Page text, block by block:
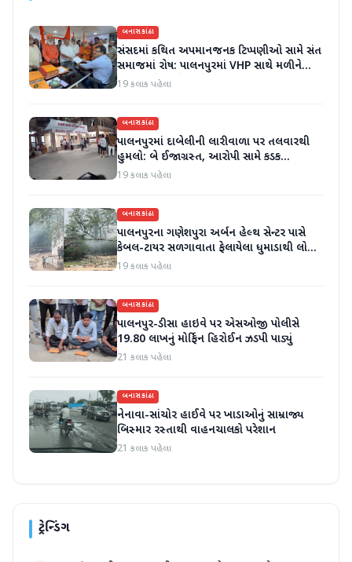
બનાસકાંઠા
સંસદમાં કથિત અપમાનજનક ટિપ્પણીઓ સામે સંત
સમાજમાં રોષ: પાલનપુરમાં VHP સાથે મળીને
અધિક કલેક્ટરને આવેદનપત્ર આપ્યું
19 કલાક પહેલા
બનાસકાંઠા
પાલનપુરમાં દાબેલીની લારીવાળા પર તલવારથી
હુમલો: બે ઈજાગ્રસ્ત, આરોપી સામે કડક
કાર્યવાહીની માંગ
19 કલાક પહેલા
બનાસકાંઠા
પાલનપુરના ગણેશપુરા અર્બન હેલ્થ સેન્ટર પાસે
કેબલ-ટાયર સળગાવાતા ફેલાયેલા ધુમાડાથી લોકો
પરેશાન
19 કલાક પહેલા
બનાસકાંઠા
પાલનપુર-ડીસા હાઇવે પર એસઓજી પોલીસે
19.80 લાખનું મોર્ફિન હિરોઈન ઝડપી પાડ્યું
21 કલાક પહેલા
બનાસકાંઠા
નેનાવા-સાંચોર હાઈવે પર ખાડાઓનું સામ્રાજ્ય
બિસ્માર રસ્તાથી વાહનચાલકો પરેશાન
21 કલાક પહેલા
ટ્રેન્ડિંગ